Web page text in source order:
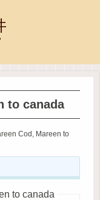
to canada
Cod, Mareen to
to canada